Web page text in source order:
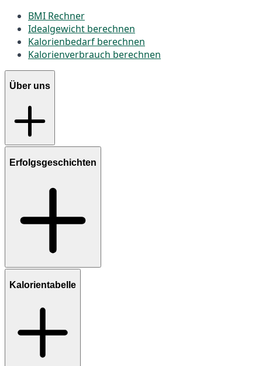
BMI Rechner
Idealgewicht berechnen
Kalorienbedarf berechnen
Kalorienverbrauch berechnen
Über uns
Erfolgsgeschichten
Kalorientabelle